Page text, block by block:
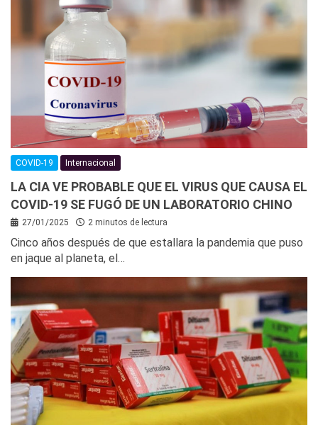
COVID-19 Internacional
LA CIA VE PROBABLE QUE EL VIRUS QUE CAUSA EL
COVID-19 SE FUGÓ DE UN LABORATORIO CHINO
27/01/2025 2 minutos de lectura
Cinco años después de que estallara la pandemia que puso
en jaque al planeta, el…